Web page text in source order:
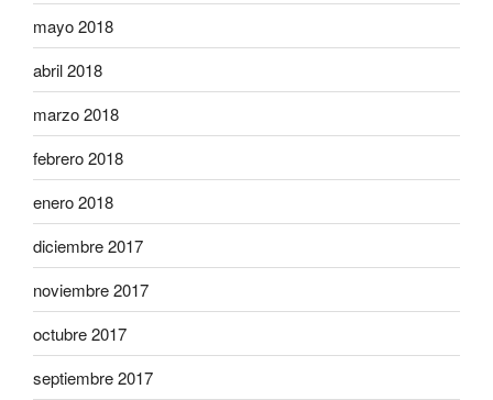
mayo 2018
abril 2018
marzo 2018
febrero 2018
enero 2018
diciembre 2017
noviembre 2017
octubre 2017
septiembre 2017